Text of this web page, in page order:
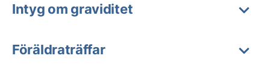
Intyg om graviditet
Föräldraträffar